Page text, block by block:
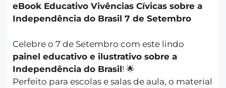
eBook Educativo Vivências Cívicas sobre a
Independência do Brasil 7 de Setembro
Celebre o 7 de Setembro com este lindo
painel educativo e ilustrativo sobre a
Independência do Brasil! 🌟
Perfeito para escolas e salas de aula, o material